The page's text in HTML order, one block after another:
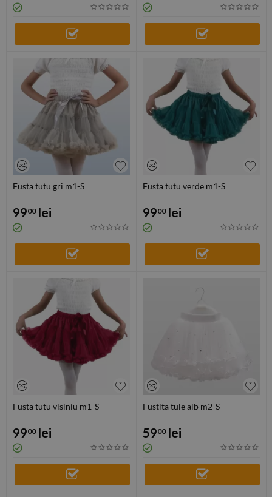
Fusta tutu gri m1-S
9900 lei
Fusta tutu verde m1-S
9900 lei
Fusta tutu visiniu m1-S
9900 lei
Fustita tule alb m2-S
5900 lei